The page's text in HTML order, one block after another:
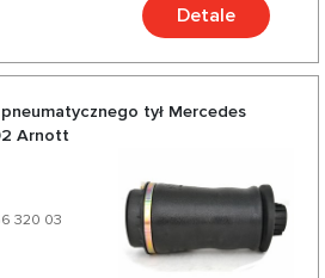
Detale
tył Mercedes
Arnott
320 03